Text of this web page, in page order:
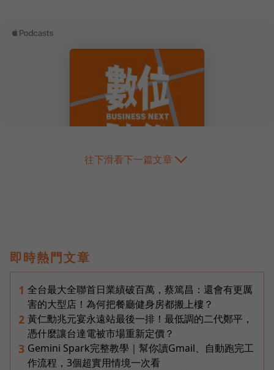
往下滑看下一篇文章
即時熱門文章
1 全台最大全聯首日業績破百萬，蔡篤昌：還會有更厲
害的大型店！為何把餐廳健身房都搬上樓？
2 黃仁勳兆元宴永遠站最後一排！最低調的二代鄭平，
憑什麼讓台達電被市場重新定價？
3 Gemini Spark完整教學｜幫你讀Gmail、自動跑完工
作流程，3個超實用情境一次看